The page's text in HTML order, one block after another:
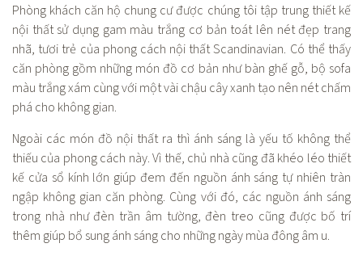
Phòng khách căn hộ chung cư được chúng tôi tập trung thiết kế
nội thất sử dụng gam màu trắng cơ bản toát lên nét đẹp trang
nhã, tươi trẻ của phong cách nội thất Scandinavian. Có thể thấy
căn phòng gồm những món đồ cơ bản như bàn ghế gỗ, bộ sofa
màu trắng xám cùng với một vài chậu cây xanh tạo nên nét chấm
phá cho không gian.
Ngoài các món đồ nội thất ra thì ánh sáng là yếu tố không thể
thiếu của phong cách này. Vì thế, chủ nhà cũng đã khéo léo thiết
kế cửa sổ kính lớn giúp đem đến nguồn ánh sáng tự nhiên tràn
ngập không gian căn phòng. Cùng với đó, các nguồn ánh sáng
trong nhà như đèn trần âm tường, đèn treo cũng được bố trí
thêm giúp bổ sung ánh sáng cho những ngày mùa đông âm u.